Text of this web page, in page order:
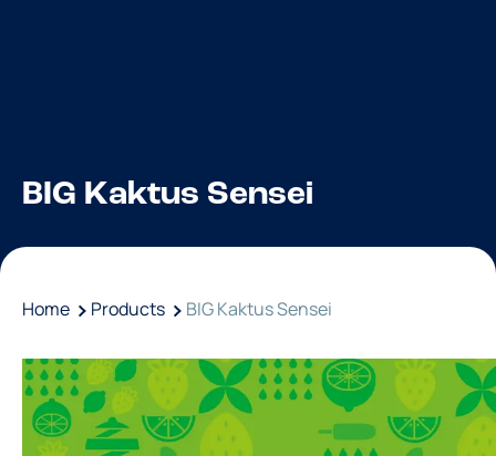
BIG Kaktus Sensei
Home Products BIG Kaktus Sensei